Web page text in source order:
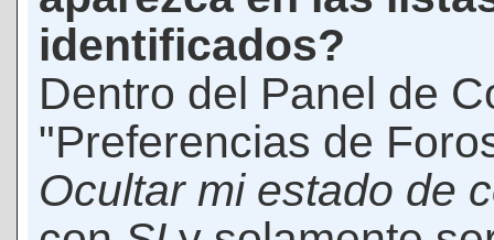
identificados?
Dentro del Panel de
"Preferencias de
Ocultar mi estado de